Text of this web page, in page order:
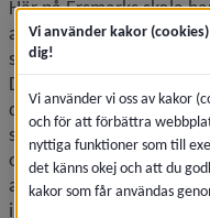
Här på Ersmarks skola
att varje årskurs är en
samverkar två
Detta innebär att barnen
dagen, både i skolan
samhörighet och
organisera ger också
arbetssätt, där vi har
individens och gruppens
Vi använder kakor
dig!
Vi använder vi oss av kakor
och för att förbättra
nyttiga funktioner som till
det känns okej och att du
kakor som får användas